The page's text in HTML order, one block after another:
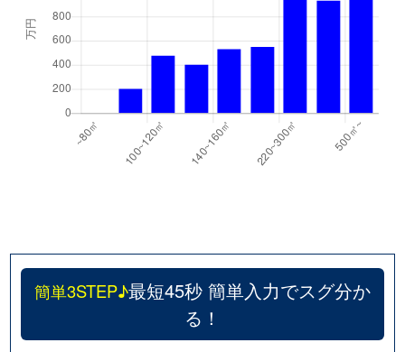
簡単3STEP♪最短45秒 簡単入力でスグ分か
る！